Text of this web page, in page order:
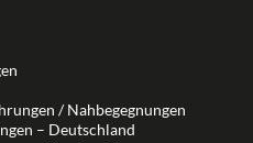
/ Nahbegegnungen
– Deutschland